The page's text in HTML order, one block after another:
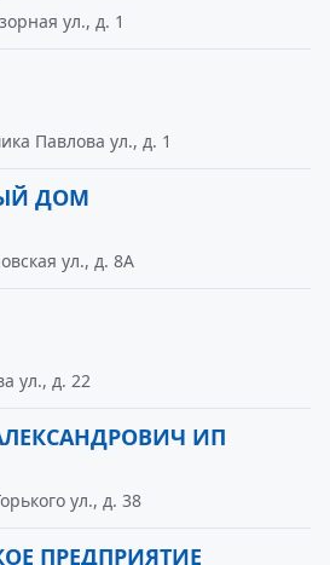
ул., д. 1
Павлова ул., д. 1
ДОМ
ул., д. 8А
ул., д. 22
ИП
ул., д. 38
ПРЕДПРИЯТИЕ